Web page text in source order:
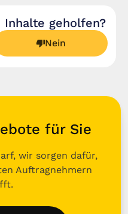
Inhalte geholfen?
Nein
für Sie
wir sorgen dafür,
Auftragnehmern